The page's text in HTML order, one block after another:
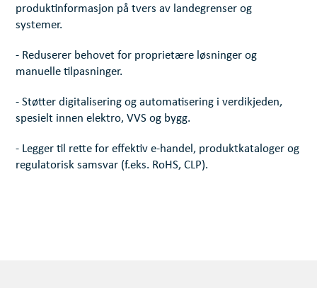
produktinformasjon på tvers av landegrenser og
systemer.
- Reduserer behovet for proprietære løsninger og
manuelle tilpasninger.
- Støtter digitalisering og automatisering i verdikjeden,
spesielt innen elektro, VVS og bygg.
- Legger til rette for effektiv e-handel, produktkataloger og
regulatorisk samsvar (f.eks. RoHS, CLP).